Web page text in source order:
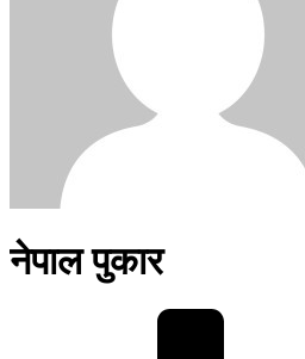
नेपाल पुकार